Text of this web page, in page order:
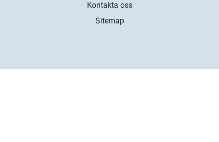
Kontakta oss
Sitemap